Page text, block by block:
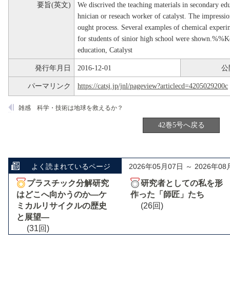
要旨(英文)
We discrived the teaching materials in secondary
hnician or reseach worker of catalyst. The
ought process. Several examples of chemical
for students of sinior high school were
education, Catalyst
発行年月日 2016-12-01 公
パーマリンク https://catsj.jp/jnl/pageview?articlecd=4205029200c
雑感 科学・技術は地球を救えるか？
42巻5号へ戻る
よく読まれているページ 2026年05月07日 ～ 2026年08
プラスチック分解研究
はどこへ向かうのか―ケ
ミカルリサイクルの歴史
と展望―
(31回)
研究者としての私を形
作った「師匠」たち
(26回)